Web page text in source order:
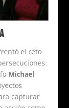
el reto
Michael
capturar